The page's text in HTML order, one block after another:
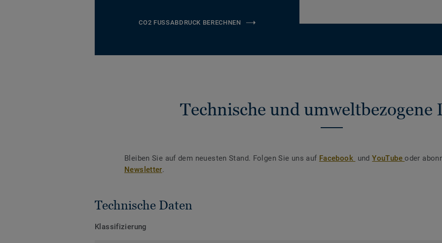
CO2 FUSSABDRUCK BERECHNEN
Technische und umweltbezogene
Bleiben Sie auf dem neuesten Stand. Folgen Sie uns auf Facebook undYouTubeoder
Newsletter.
Technische Daten
Klassifizierung